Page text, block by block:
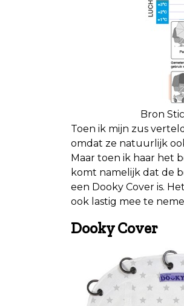
Bron
Toen ik mijn zus
omdat ze natuurlijk
Maar toen ik haar het
komt namelijk dat de
een Dooky Cover is.
ook lastig mee te
Dooky Cover